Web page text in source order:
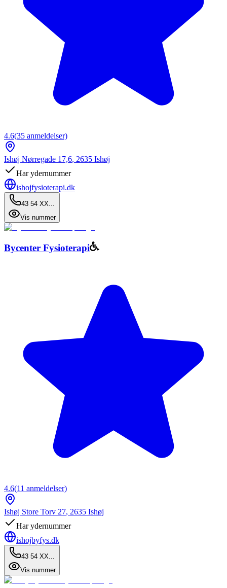
4.6(35 anmeldelser)
Ishøj Nørregade 17,6, 2635 Ishøj
Har ydernummer
ishojfysioterapi.dk
43 54 XX...
Vis nummer
Bycenter Fysioterapi
4.6(11 anmeldelser)
Ishøj Store Torv 27, 2635 Ishøj
Har ydernummer
ishojbyfys.dk
43 54 XX...
Vis nummer